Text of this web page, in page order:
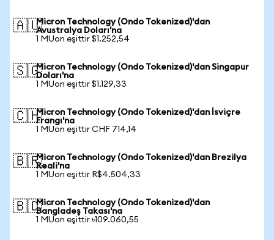
🇦🇺Micron Technology (Ondo Tokenized)'dan
Avustralya Doları'na
1 MUon eşittir $1.252,54
🇸🇬Micron Technology (Ondo Tokenized)'dan Singapur
Doları'na
1 MUon eşittir $1.129,33
🇨🇭Micron Technology (Ondo Tokenized)'dan İsviçre
Frangı'na
1 MUon eşittir CHF 714,14
🇧🇷Micron Technology (Ondo Tokenized)'dan Brezilya
Reali'na
1 MUon eşittir R$4.504,33
🇧🇩Micron Technology (Ondo Tokenized)'dan
Bangladeş Takası'na
1 MUon eşittir ৳109.060,55